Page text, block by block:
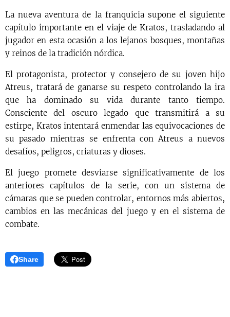
La nueva aventura de la franquicia supone el siguiente
capítulo importante en el viaje de Kratos, trasladando al
jugador en esta ocasión a los lejanos bosques, montañas
y reinos de la tradición nórdica.
El protagonista, protector y consejero de su joven hijo
Atreus, tratará de ganarse su respeto controlando la ira
que ha dominado su vida durante tanto tiempo.
Consciente del oscuro legado que transmitirá a su
estirpe, Kratos intentará enmendar las equivocaciones de
su pasado mientras se enfrenta con Atreus a nuevos
desafíos, peligros, criaturas y dioses.
El juego promete desviarse significativamente de los
anteriores capítulos de la serie, con un sistema de
cámaras que se pueden controlar, entornos más abiertos,
cambios en las mecánicas del juego y en el sistema de
combate.
Share